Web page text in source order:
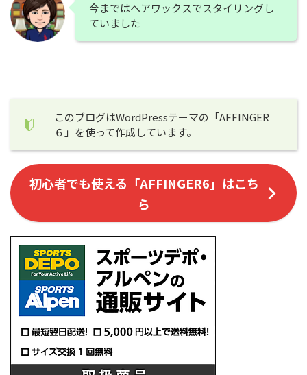
今まではヘアワックスでスタイリングし
ていました
このブログはWordPressテーマの「AFFINGER
６」を使って作成しています。
初心者でも使える「AFFINGER6」はこち
ら